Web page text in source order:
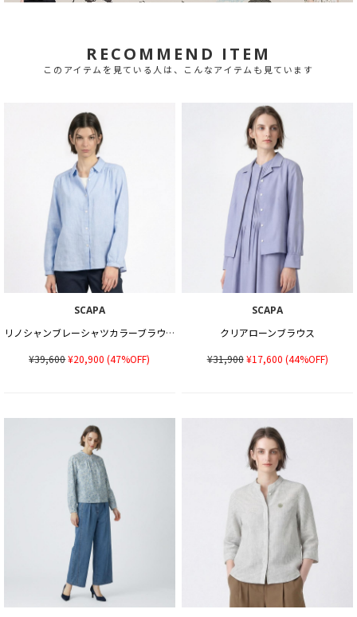
RECOMMEND ITEM
このアイテムを見ている人は、こんなアイテムも見ています
SCAPA
リノシャンブレーシャツカラーブラウス
¥39,600¥20,900 (47%OFF)
SCAPA
クリアローンブラウス
¥31,900¥17,600 (44%OFF)